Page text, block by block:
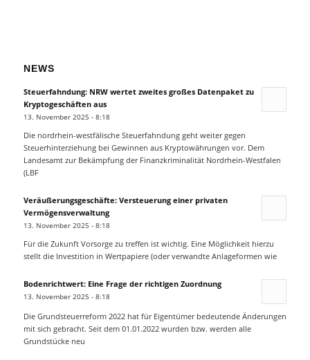
NEWS
Steuerfahndung: NRW wertet zweites großes Datenpaket zu
Kryptogeschäften aus
13. November 2025 - 8:18
Die nordrhein-westfälische Steuerfahndung geht weiter gegen
Steuerhinterziehung bei Gewinnen aus Kryptowährungen vor. Dem
Landesamt zur Bekämpfung der Finanzkriminalität Nordrhein-Westfalen
(LBF
Veräußerungsgeschäfte: Versteuerung einer privaten
Vermögensverwaltung
13. November 2025 - 8:18
Für die Zukunft Vorsorge zu treffen ist wichtig. Eine Möglichkeit hierzu
stellt die Investition in Wertpapiere (oder verwandte Anlageformen wie
Bodenrichtwert: Eine Frage der richtigen Zuordnung
13. November 2025 - 8:18
Die Grundsteuerreform 2022 hat für Eigentümer bedeutende Änderungen
mit sich gebracht. Seit dem 01.01.2022 wurden bzw. werden alle
Grundstücke neu